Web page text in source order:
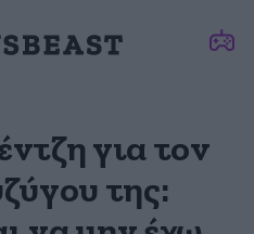
για τον
της: